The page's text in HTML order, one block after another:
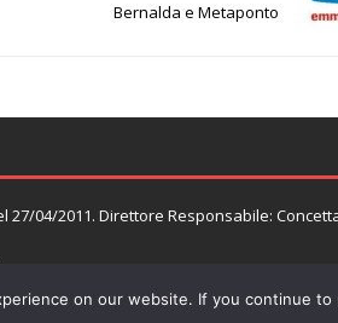
Bernalda e Metaponto
04/2011. Direttore Responsabile:
on our website. If you continue